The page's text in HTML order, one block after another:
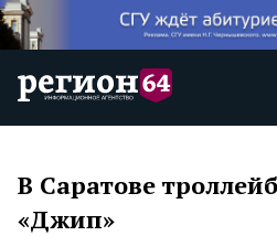
В Саратове
«Джип»